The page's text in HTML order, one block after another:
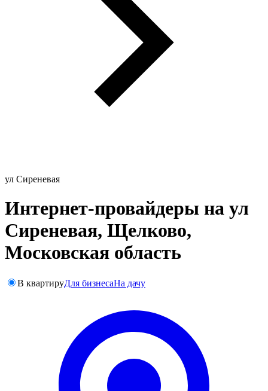
ул Сиреневая
Интернет-провайдеры на ул
Сиреневая, Щелково,
Московская область
В квартируДля бизнесаНа дачу